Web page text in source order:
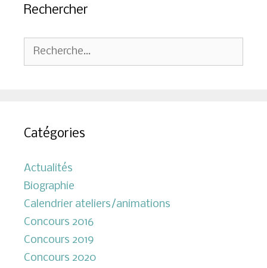
Rechercher
Rechercher :
Catégories
Actualités
Biographie
Calendrier ateliers/animations
Concours 2016
Concours 2019
Concours 2020